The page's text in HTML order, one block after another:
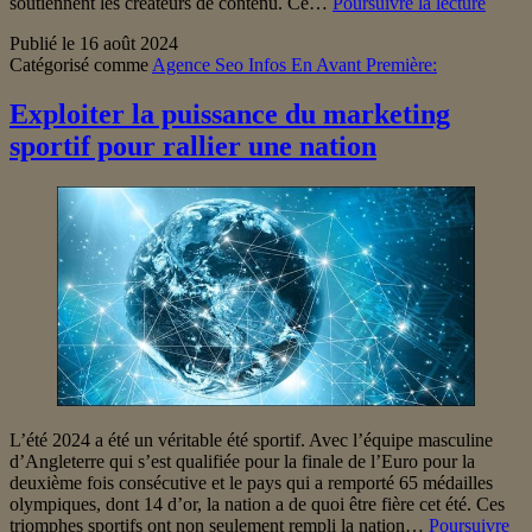
Publié le 16 août 2024
Catégorisé comme Agence Seo Infos En Avant Première:
Exploiter la puissance du marketing
sportif pour rallier une nation
L’été 2024 a été un véritable été sportif. Avec l’équipe masculine
d’Angleterre qui s’est qualifiée pour la finale de l’Euro pour la
deuxième fois consécutive et le pays qui a remporté 65 médailles
olympiques, dont 14 d’or, la nation a de quoi être fière cet été. Ces
triomphes sportifs ont non seulement rempli la nation… Poursuivre